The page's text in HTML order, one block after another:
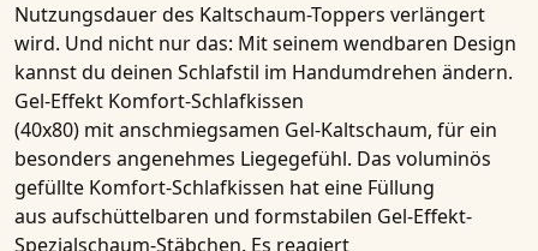
Nutzungsdauer des Kaltschaum-Toppers verlängert
wird. Und nicht nur das: Mit seinem wendbaren Design
kannst du deinen Schlafstil im Handumdrehen ändern.
Gel-Effekt Komfort-Schlafkissen
(40x80) mit anschmiegsamen Gel-Kaltschaum, für ein
besonders angenehmes Liegegefühl. Das voluminös
gefüllte Komfort-Schlafkissen hat eine Füllung
aus aufschüttelbaren und formstabilen Gel-Effekt-
Spezialschaum-Stäbchen. Es reagiert